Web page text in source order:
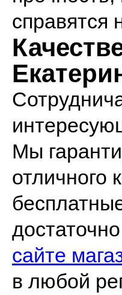
справятся
Мы
отличного
сайте
в любой